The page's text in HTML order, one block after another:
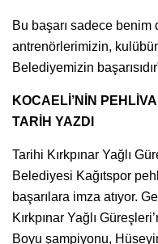
Bu başarı sadece
antrenörlerimizin,
Belediyemizin
KOCAELİ’NİN
TARİH YAZDI
Tarihi Kırkpınar Yağlı
Belediyesi Kağıtspor
başarılara imza atıyor.
Kırkpınar Yağlı
Boyu şampiyonu,